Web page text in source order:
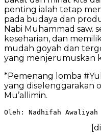
penting ialah tetap
pada budaya dan
Nabi Muhammad saw.
keseharian, dan
mudah goyah dan
yang menjerumuskan
*Pemenang lomba
yang diselenggarakan
Mu’allimin.
Oleh: Nadhifah Awaliyah